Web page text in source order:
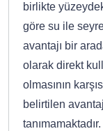
birlikte
göre su ile
avantajı bir
olarak direkt
olmasının
belirtilen